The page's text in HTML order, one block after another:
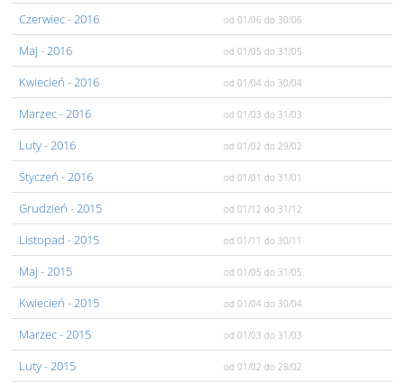
Czerwiec- 2016 od 01/06 do 30/06
Maj - 2016 od 01/05 do 31/05
Kwiecień - 2016 od 01/04 do 30/04
Marzec- 2016 od 01/03 do 31/03
Luty- 2016 od 01/02 do 29/02
Styczeń - 2016 od 01/01 do 31/01
Grudzień - 2015 od 01/12 do 31/12
Listopad - 2015 od 01/11 do 30/11
Maj - 2015 od 01/05 do 31/05
Kwiecień - 2015 od 01/04 do 30/04
Marzec- 2015 od 01/03 do 31/03
Luty- 2015 od 01/02 do 28/02